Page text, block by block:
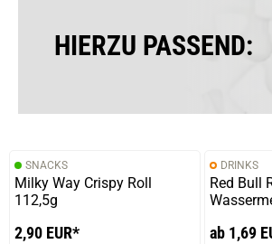
HIERZU PASSEND:
SNACKS
Milky Way Crispy Roll
112,5g
2,90 EUR*
DRINKS
Red Bull
ab 1,69